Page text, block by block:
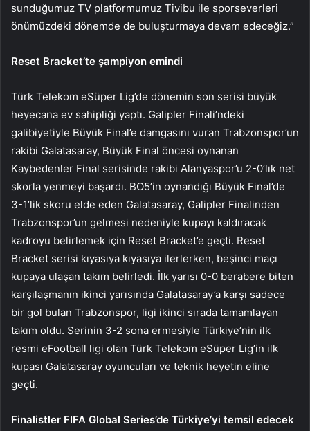
sunduğumuz TV platformumuz Tivibu ile sporseverleri
önümüzdeki dönemde de buluşturmaya devam edeceğiz.”
Reset Bracket’te şampiyon emindi
Türk Telekom eSüper Lig’de dönemin son serisi büyük
heyecana ev sahipliği yaptı. Galipler Finali’ndeki
galibiyetiyle Büyük Final’e damgasını vuran Trabzonspor’un
rakibi Galatasaray, Büyük Final öncesi oynanan
Kaybedenler Final serisinde rakibi Alanyaspor’u 2-0’lık net
skorla yenmeyi başardı. BO5’in oynandığı Büyük Final’de
3-1’lik skoru elde eden Galatasaray, Galipler Finalinden
Trabzonspor’un gelmesi nedeniyle kupayı kaldıracak
kadroyu belirlemek için Reset Bracket’e geçti. Reset
Bracket serisi kıyasıya kıyasıya ilerlerken, beşinci maçı
kupaya ulaşan takım belirledi. İlk yarısı 0-0 berabere biten
karşılaşmanın ikinci yarısında Galatasaray’a karşı sadece
bir gol bulan Trabzonspor, ligi ikinci sırada tamamlayan
takım oldu. Serinin 3-2 sona ermesiyle Türkiye’nin ilk
resmi eFootball ligi olan Türk Telekom eSüper Lig’in ilk
kupası Galatasaray oyuncuları ve teknik heyetin eline
geçti.
Finalistler FIFA Global Series’de Türkiye’yi temsil edecek